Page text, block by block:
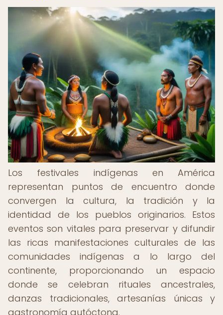
Los festivales indígenas en América
representan puntos de encuentro donde
convergen la cultura, la tradición y la
identidad de los pueblos originarios. Estos
eventos son vitales para preservar y difundir
las ricas manifestaciones culturales de las
comunidades indígenas a lo largo del
continente, proporcionando un espacio
donde se celebran rituales ancestrales,
danzas tradicionales, artesanías únicas y
gastronomía autóctona.